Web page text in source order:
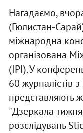
Нагадаємо,
(Гюлистан-
міжнародна
організована
(IPI). У
60 журналістів
представляють
"Дзеркала
розслідувань